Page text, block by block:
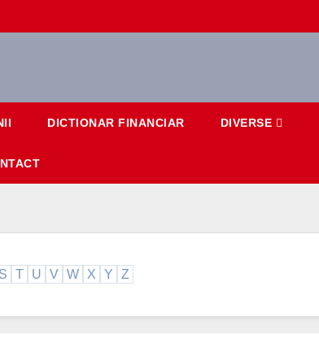
DICTIONAR FINANCIAR DIVERSE
S T U V W X Y Z